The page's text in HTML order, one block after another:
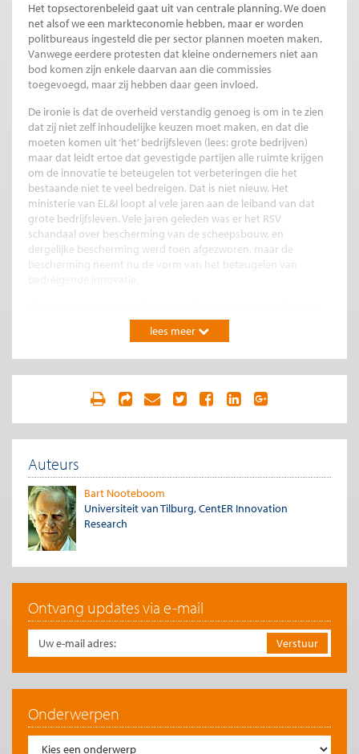
Het topsectorenbeleid gaat uit van centrale planning. We doen
net alsof we een markteconomie hebben, maar er worden
politbureaus ingesteld die per sector plannen moeten maken.
Vanwege eerdere protesten dat kleine ondernemers niet aan
bod komen zijn enkele daarvan aan die commissies
toegevoegd, maar zij hebben daar geen invloed.
De ironie is dat de overheid verstandig genoeg is om in te zien
dat zij niet zelf inhoudelijke keuzen moet maken, en dat die
moeten komen uit ‘het’ bedrijfsleven (lees: grote bedrijven)
maar dat leidt ertoe dat gevestigde partijen alle ruimte krijgen
om de innovatie te beteugelen tot verbeteringen die het
bestaande niet te veel bedreigen. Dat is niet nieuw. Het
ministerie van EL&I loopt al vele jaren aan de leiband van dat
grote bedrijfsleven. Vele jaren geleden was er het RSV
schandaal over bescherming van de scheepsbouw, en
dergelijke bescherming werd toen afgezworen, maar de
bescherming neemt nu de vorm van het beteugelen van
vooraf eens moet worden over een plan dan kan het al haast
geen echte innovatie meer zijn. Dat probeert te vast te leggen
met verlies van prestige van minister of ministerie. Voorts
Prisoners dilemma
Het probleem wordt verdiept door het feit dat vaak,
bijvoorbeeld ten aanzien van milieu en klimaat, bestaande
grote partijen in een prisoners dilemma zitten. Persoonlijk en
ideëel willen ze misschien graag nieuwe, meer duurzame wegen
opportunity costsdoordat bestaande investeringen en andere
middelen waarde verliezen, en dat geeft elke initiatiefnemer
verlies tenzij alle concurrenten meegaan. Iedereen redeneert zo
en dus gebeurt er niets wezenlijks. De overheid aarzelt om een
oplossing te forceren en op te leggen, ook al zouden
betrokkenen daar heimelijk blij mee zijn.
Een voorbeeld van hoe interventie door de overheid in een
prisoners dilemma in het voordeel van betrokkenen kan zijn is
de beperking van tabaksreclame. Daardoor stegen de winsten
van de tabaksfabrikanten. Uitgaven aan reclame vergrootten
de omzet niet maar waren voor ieder nodig om tegenover de
concurrenten het marktaandeel op peil te houden, maar
lees meer
Auteurs
Bart Nooteboom
Universiteit van Tilburg, CentER Innovation
Research
Ontvang updates via e-mail
Onderwerpen